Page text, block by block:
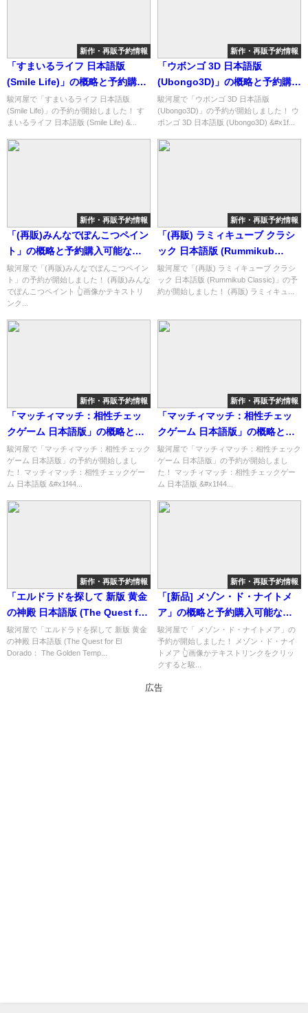
新作・再販予約情報
「すまいるライフ 日本語版
(Smile Life)」の概略と予約購入
可能なショップ紹介！
駿河屋で「すまいるライフ 日本語版
(Smile Life)」の予約が開始しました！ す
まいるライフ 日本語版 (Smile Life) &...
新作・再販予約情報
「ウボンゴ 3D 日本語版
(Ubongo3D)」の概略と予約購入
可能なショップ紹介！
駿河屋で「ウボンゴ 3D 日本語版
(Ubongo3D)」の予約が開始しました！ ウ
ボンゴ 3D 日本語版 (Ubongo3D) &#x1f...
新作・再販予約情報
「(再販)みんなでぽんこつペイン
ト」の概略と予約購入可能なシ
ョップ紹介！
駿河屋で「(再販)みんなでぽんこつペイン
ト」の予約が開始しました！ (再販)みんな
でぽんこつペイント 👆画像かテキストリ
ンク...
新作・再販予約情報
「(再販) ラミィキューブ クラシ
ック 日本語版 (Rummikub
Classic)」の概略と予約購入可能
なショップ紹介！
駿河屋で「(再販) ラミィキューブ クラシ
ック 日本語版 (Rummikub Classic)」の予
約が開始しました！ (再販) ラミィキュ...
新作・再販予約情報
「マッチィマッチ：相性チェッ
クゲーム 日本語版」の概略と予
約購入可能なショップ紹介！
駿河屋で「マッチィマッチ：相性チェック
ゲーム 日本語版」の予約が開始しまし
た！ マッチィマッチ：相性チェックゲー
ム 日本語版 &#x1f44...
新作・再販予約情報
「マッチィマッチ：相性チェッ
クゲーム 日本語版」の概略と予
約購入可能なショップ紹介！
駿河屋で「マッチィマッチ：相性チェック
ゲーム 日本語版」の予約が開始しまし
た！ マッチィマッチ：相性チェックゲー
ム 日本語版 &#x1f44...
新作・再販予約情報
「エルドラドを探して 新版 黄金
の神殿 日本語版 (The Quest for
El Dorado： The Golden
Temples)」の概略と予約購入可
駿河屋で「エルドラドを探して 新版 黄金
の神殿 日本語版 (The Quest for El
Dorado： The Golden Temp...
新作・再販予約情報
「[新品] メゾン・ド・ナイトメ
ア」の概略と予約購入可能なシ
ョップ紹介！
駿河屋で「 メゾン・ド・ナイトメア」の
予約が開始しました！ メゾン・ド・ナイ
トメア 👆画像かテキストリンクをクリッ
クすると駿...
広告